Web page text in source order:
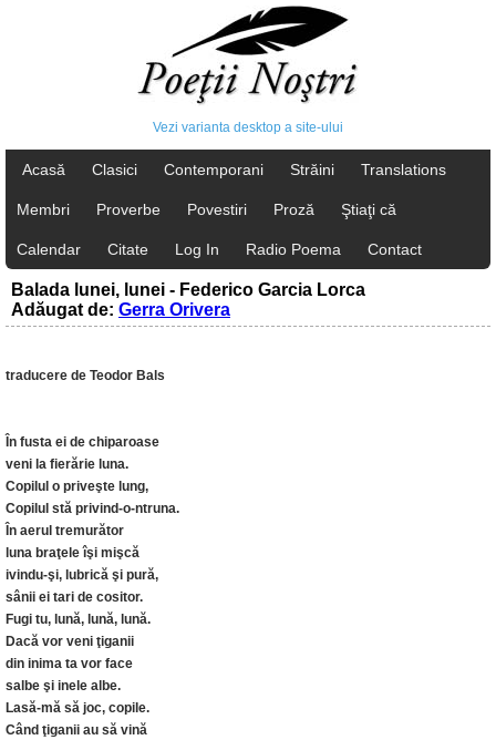
Vezi varianta desktop a site-ului
Acasă Clasici Contemporani Străini Translations
Membri Proverbe Povestiri Proză Ştiaţi că
Calendar Citate Log In Radio Poema Contact
Balada lunei, lunei - Federico Garcia Lorca
Adăugat de: Gerra Orivera
traducere de Teodor Bals
În fusta ei de chiparoase
veni la fierărie luna.
Copilul o priveşte lung,
Copilul stă privind-o-ntruna.
În aerul tremurător
luna braţele îşi mişcă
ivindu-şi, lubrică şi pură,
sânii ei tari de cositor.
Fugi tu, lună, lună, lună.
Dacă vor veni ţiganii
din inima ta vor face
salbe şi inele albe.
Lasă-mă să joc, copile.
Când ţiganii au să vină